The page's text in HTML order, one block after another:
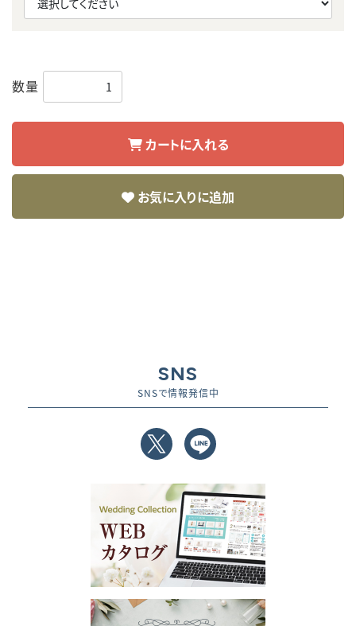
SNS
SNSで情報発信中
数量
カートに入れる
お気に入りに追加